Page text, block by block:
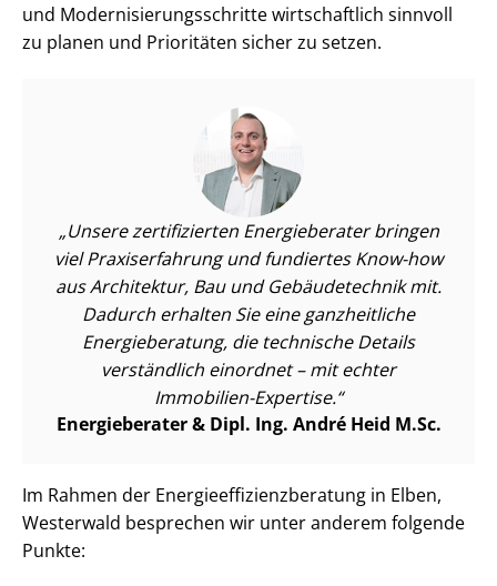
und Mo­der­ni­sie­rungs­schrit­te wirtschaftlich sinnvoll
zu planen und Prioritäten sicher zu setzen.
Unsere zertifizierten Energieberater bringen
viel Praxiserfahrung und fundiertes Know-how
aus Architektur, Bau und Gebäudetechnik mit.
Dadurch erhalten Sie eine ganzheitliche
Energieberatung, die technische Details
verständlich einordnet – mit echter
Immobilien-Expertise.
Energieberater & Dipl. Ing. André Heid M.Sc.
Im Rahmen der En­er­gie­ef­fi­zi­enz­be­ra­tung in Elben,
Westerwald besprechen wir unter anderem folgende
Punkte: